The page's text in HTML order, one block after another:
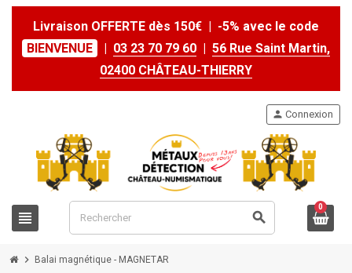
Livraison OFFERTE dès 150€ | -5% avec le code
BIENVENUE
| 03 23 70 79 60 | 56 Rue Saint Martin,
02400 CHÂTEAU-THIERRY
view_headline search
person Connexion
0
chevron_right Balai magnétique - MAGNETAR